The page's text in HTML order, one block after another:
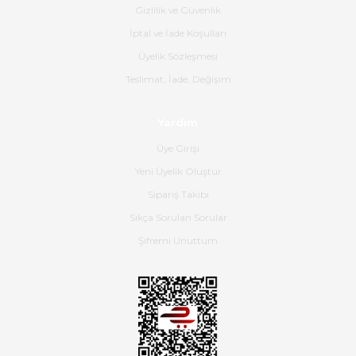
olmuş, tam istediğim gibi. Ayrıca
satış personeline de güzel ve
Ürün iki gün içinde elime
hassasiyetleri ve Ürünün kalitesi
Gizlilik ve Güvenlik
İptal ve İade Koşulları
Üyelik Sözleşmesi
Teslimat, İade, Değişim
Üye Girişi
Yeni Üyelik Oluştur
Sipariş Takibi
Sıkça Sorulan Sorular
Şifremi Unuttum